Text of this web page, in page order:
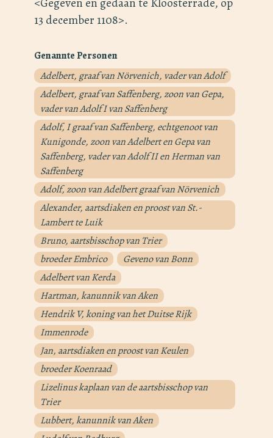
13 december 1108>.
Genannte Personen
Adelbert, graaf van Nörvenich, vader van Adolf
Adelbert, graaf van Saffenberg, zoon van Gepa,
vader van Adolf I van Saffenberg
Adolf, I graaf van Saffenberg, echtgenoot van
Kunigonde, zoon van Adelbert en Gepa van
Saffenberg, vader van Adolf II en Herman van
Saffenberg
Adolf, zoon van Adelbert graaf van Nörvenich
Alexander, aartsdiaken en proost van St.-
Lambert te Luik
Bruno, aartsbisschop van Trier
broeder Embrico
Geveno van Bonn
Adelbert van Kerda
Hartman, kanunnik van Aken
Hendrik V, koning van het Duitse Rijk
Immenrode
Jan, aartsdiaken en proost van Keulen
broeder Koenraad
Lizelinus kaplaan van de aartsbisschop van
Trier
Lubbert, kanunnik van Aken